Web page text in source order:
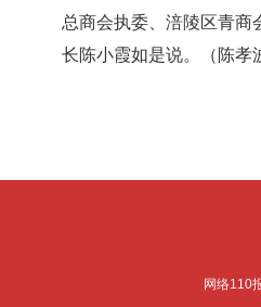
总商会执委、涪陵区青商
长陈小霞如是说。（陈孝
网络110